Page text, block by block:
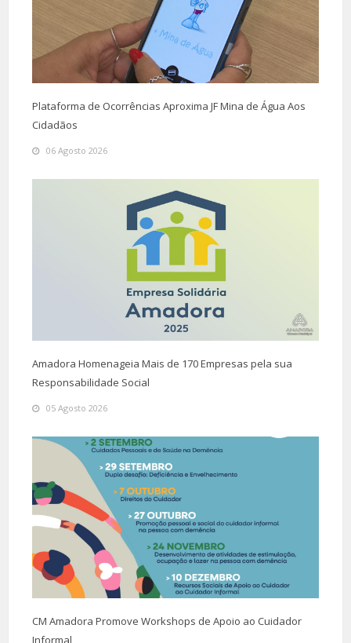
Plataforma de Ocorrências Aproxima JF Mina de Água Aos
Cidadãos
06 Agosto 2026
Amadora Homenageia Mais de 170 Empresas pela sua
Responsabilidade Social
05 Agosto 2026
CM Amadora Promove Workshops de Apoio ao Cuidador
Informal